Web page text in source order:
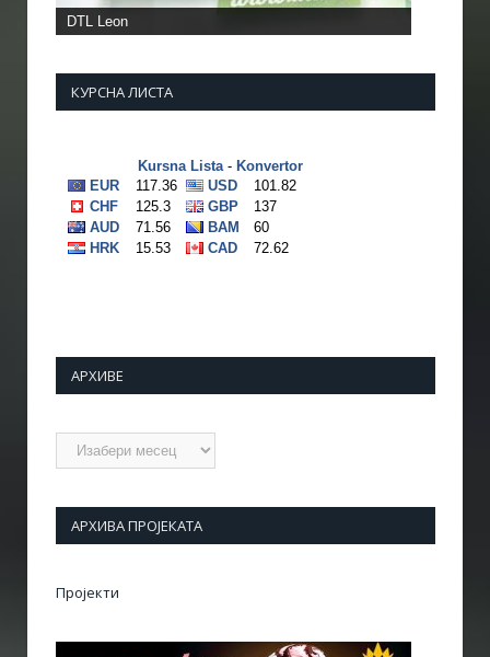
Фото: Врањска Плус
КУРСНА ЛИСТА
АРХИВЕ
Архиве
АРХИВА ПРОЈЕКАТА
Пројекти